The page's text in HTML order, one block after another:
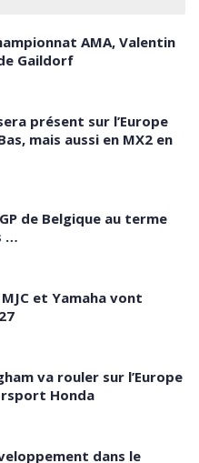
AMA, Valentin
Gaildorf
présent sur l’Europe
mais aussi en MX2 en
de Belgique au terme
…
et Yamaha vont
va rouler sur l’Europe
Honda
dans le